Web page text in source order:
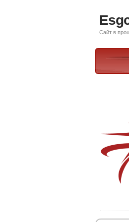
Сайт в